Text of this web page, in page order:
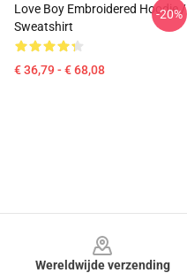
Love Boy Embroidered Hoodie /
Sweatshirt
€ 36,79 - € 68,08
-20%
Wereldwijde verzending